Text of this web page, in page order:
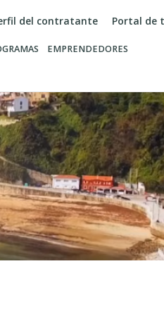
del contratante Portal de
EMPRENDEDORES